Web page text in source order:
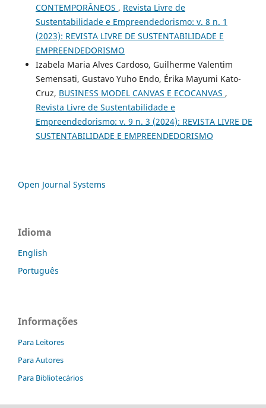
CONTEMPORÂNEOS , Revista Livre de
Sustentabilidade e Empreendedorismo: v. 8 n. 1
(2023): REVISTA LIVRE DE SUSTENTABILIDADE E
EMPREENDEDORISMO
Izabela Maria Alves Cardoso, Guilherme Valentim
Semensati, Gustavo Yuho Endo, Érika Mayumi Kato-
Cruz, BUSINESS MODEL CANVAS E ECOCANVAS ,
Revista Livre de Sustentabilidade e
Empreendedorismo: v. 9 n. 3 (2024): REVISTA LIVRE DE
SUSTENTABILIDADE E EMPREENDEDORISMO
Open Journal Systems
Idioma
English
Português
Informações
Para Leitores
Para Autores
Para Bibliotecários